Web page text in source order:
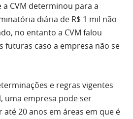
CVM determinou para a
diária de R$ 1 mil não
no entanto a CVM falou
futuras caso a empresa não se
e regras vigentes
uma empresa pode ser
20 anos em áreas em que é